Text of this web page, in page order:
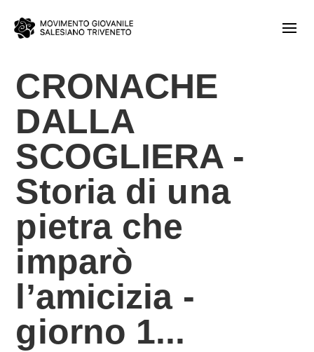
CRONACHE
DALLA
SCOGLIERA -
Storia di una
pietra che
imparò
l’amicizia -
giorno 1...